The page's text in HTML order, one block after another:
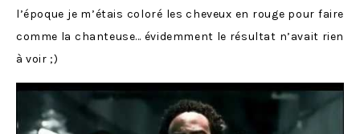
l’époque je m’étais coloré les cheveux en rouge pour faire
comme la chanteuse… évidemment le résultat n’avait rien
à voir ;)